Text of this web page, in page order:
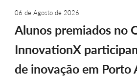
06 de Agosto de 2026
Alunos premiados no
InnovationX
de inovação em Porto